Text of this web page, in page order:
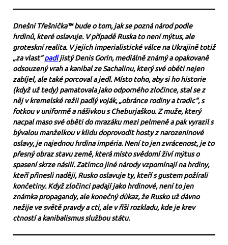
Dnešní Třešnička™ bude o tom, jak se pozná národ podle
hrdinů, které oslavuje. V případě Ruska to není mýtus, ale
groteskní realita. V jejich imperialistické válce na Ukrajině totiž
„za vlast“padljistý Denis Gorin, mediálně známý a opakovaně
odsouzený vrah a kanibal ze Sachalinu, který své oběti nejen
zabíjel, ale také porcoval a jedl. Místo toho, aby si ho historie
(když už tedy) pamatovala jako odporného zločince, stal se z
něj v kremelské režii padlý voják, „obránce rodiny a tradic“, s
fotkou v uniformě a nášivkou s Cheburjaškou. Z muže, který
nacpal maso své oběti do mrazáku mezi pelmeně a pak vyrazil s
bývalou manželkou v klidu doprovodit hosty z narozeninové
oslavy, je najednou hrdina impéria. Není to jen zvrácenost, je to
přesný obraz stavu země, která místo svědomí živí mýtus o
spasení skrze násilí. Zatímco jiné národy vzpomínají na hrdiny,
kteří přinesli naději, Rusko oslavuje ty, kteří s gustem požírali
končetiny. Když zločinci padají jako hrdinové, není to jen
známka propagandy, ale konečný důkaz, že Rusko už dávno
nežije ve světě pravdy a cti, ale v říši rozkladu, kde je krev
ctností a kanibalismus službou státu.